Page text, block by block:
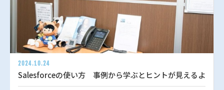
2024.10.24
Salesforceの使い方 事例から学ぶとヒントが見えるよ